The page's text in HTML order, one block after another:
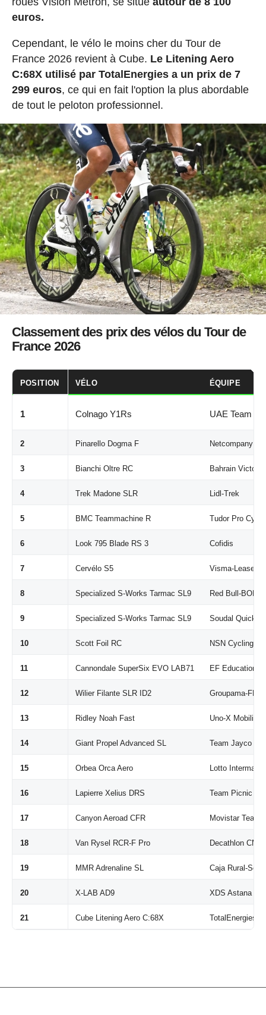
euros.
Cependant, le vélo le moins cher du Tour de
France 2026 revient à Cube. Le Litening Aero
C:68X utilisé par TotalEnergies a un prix de 7
299 euros, ce qui en fait l'option la plus abordable
de tout le peloton professionnel.
Classement des prix des vélos du Tour de
France 2026
POSITION VÉLO ÉQUIPE
1 Colnago Y1Rs UAE Team
2 Pinarello Dogma F Netcompany
3 Bianchi Oltre RC Bahrain
4 Trek Madone SLR Lidl-Trek
5 BMC Teammachine R Tudor Pro
6 Look 795 Blade RS 3 Cofidis
7 Cervélo S5 Visma-Lease a
8 Specialized S-Works Tarmac SL9 Red Bull-
9 Specialized S-Works Tarmac SL9 Soudal Quick-
10 Scott Foil RC NSN Cycling
11 Cannondale SuperSix EVO LAB71 EF Education-
12 Wilier Filante SLR ID2 Groupama-FDJ
13 Ridley Noah Fast Uno-X Mobility
14 Giant Propel Advanced SL Team Jayco
15 Orbea Orca Aero Lotto
16 Lapierre Xelius DRS Team Picnic
17 Canyon Aeroad CFR Movistar Team
18 Van Rysel RCR-F Pro Decathlon CMA
19 MMR Adrenaline SL Caja Rural-
20 X-LAB AD9 XDS Astana
21 Cube Litening Aero C:68X TotalEnergies